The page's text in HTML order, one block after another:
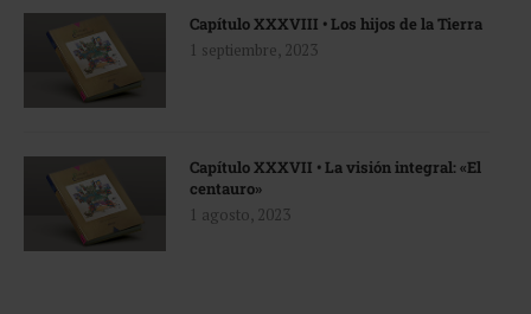
Capítulo XXXVIII • Los hijos de la Tierra
1 septiembre, 2023
Capítulo XXXVII • La visión integral: «El
centauro»
1 agosto, 2023